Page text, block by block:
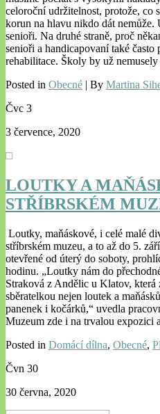
celoroční udržitelnost, protože, co
korun na hlavu nikdo dát nemůže.
senioři. Na druhé straně, proč
senioři a handicapovaní také
rehabilitace. Školy by už
Posted in Obecné | By Martina
Čvc 3
3 července, 2020
LOUTKY A
STŘÍBRSKÉM
Loutky, maňáskové, i celé malé
stříbrském muzeu, a to až do 5.
otevřené od úterý do soboty,
hodinu. „Loutky nám do
Straková z Andělic u Klatov, která
sběratelkou nejen loutek a
panenek i kočárků,“ uvedla
Muzeum zde i na trvalou
Posted in Domácí dílna, Obecné,
Čvn 30
30 června, 2020